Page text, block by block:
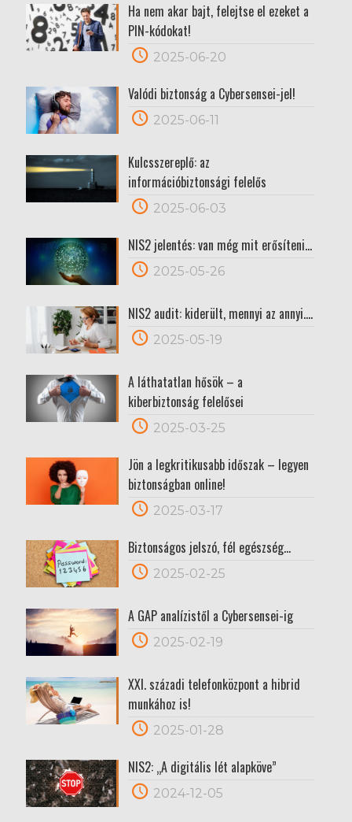
Ha nem akar bajt, felejtse el ezeket a
PIN-kódokat!
2025-06-20
Valódi biztonság a Cybersensei-jel!
2025-06-11
Kulcsszereplő: az
információbiztonsági felelős
2025-06-03
NIS2 jelentés: van még mit erősíteni…
2025-05-26
NIS2 audit: kiderült, mennyi az annyi….
2025-05-19
A láthatatlan hősök – a
kiberbiztonság felelősei
2025-03-25
Jön a legkritikusabb időszak – legyen
biztonságban online!
2025-03-17
Biztonságos jelszó, fél egészség…
2025-02-25
A GAP analízistől a Cybersensei-ig
2025-02-19
XXI. századi telefonközpont a hibrid
munkához is!
2025-01-28
NIS2: „A digitális lét alapköve”
2024-12-05